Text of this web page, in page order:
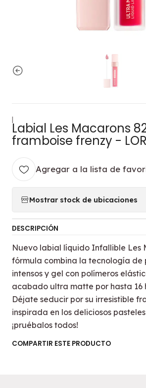
|
Labial Les Macarons
framboise frenzy -
Agregar a la lista de
Mostrar stock de ubicaciones
DESCRIPCIÓN
Nuevo labial líquido Infallible Les
fórmula combina la tecnología de
intensos y gel con polímeros
acabado ultra matte por hasta 16
Déjate seducir por su irresistible
inspirada en los deliciosos
¡pruébalos todos!
COMPARTIR ESTE PRODUCTO